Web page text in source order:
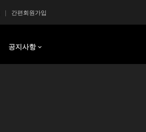
간편회원가입
공지사항